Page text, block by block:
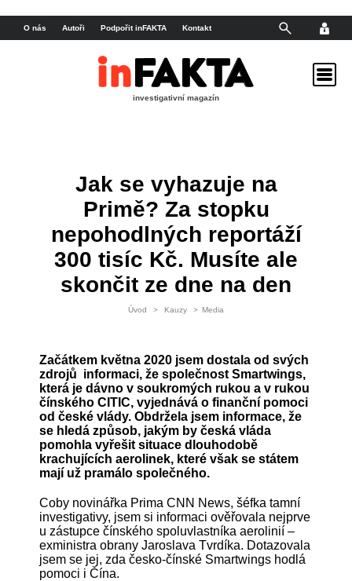
Jak se vyhazuje na
Primě? Za stopku
nepohodlných reportáží
300 tisíc Kč. Musíte ale
skončit ze dne na den
Úvod > Kauzy > Media
Začátkem května 2020 jsem dostala od svých
zdrojů informaci, že společnost Smartwings,
která je dávno v soukromých rukou a v rukou
čínského CITIC, vyjednává o finanční pomoci
od české vlády. Obdržela jsem informace, že
se hledá způsob, jakým by česká vláda
pomohla vyřešit situace dlouhodobě
krachujících aerolinek, které však se státem
mají už pramálo společného.
Coby novinářka Prima CNN News, šéfka tamní
investigativy, jsem si informaci ověřovala nejprve
u zástupce čínského spoluvlastníka aerolinií –
exministra obrany Jaroslava Tvrdíka. Dotazovala
jsem se jej, zda česko-čínské Smartwings hodlá
pomoci i Čína.
investigativní magazín
O nás Autoři Podpořit inFAKTA Kontakt